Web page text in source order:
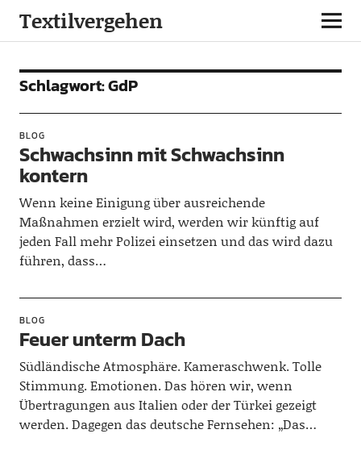
Textilvergehen
Schlagwort:GdP
BLOG
Schwachsinn mit Schwachsinn
kontern
Wenn keine Einigung über ausreichende
Maßnahmen erzielt wird, werden wir künftig auf
jeden Fall mehr Polizei einsetzen und das wird dazu
führen, dass…
BLOG
Feuer unterm Dach
Südländische Atmosphäre. Kameraschwenk. Tolle
Stimmung. Emotionen. Das hören wir, wenn
Übertragungen aus Italien oder der Türkei gezeigt
werden. Dagegen das deutsche Fernsehen: „Das…